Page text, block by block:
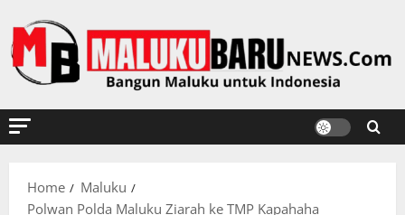
to
content
Home
Maluku
Polwan Polda Maluku Ziarah ke TMP Kapahaha